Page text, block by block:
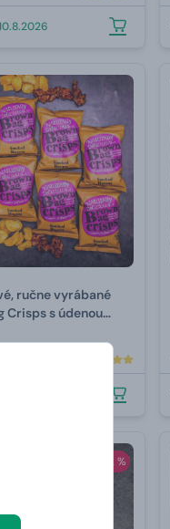
ručne vyrábané
Crisps s údenou
-12 %